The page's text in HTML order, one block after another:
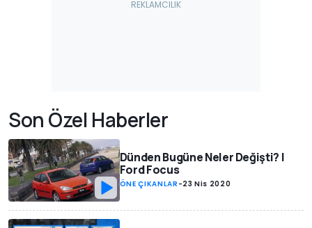
Son Özel Haberler
Dünden Bugüne Neler Değişti? |
Ford Focus
ÖNE ÇIKANLAR -23 Nis 2020